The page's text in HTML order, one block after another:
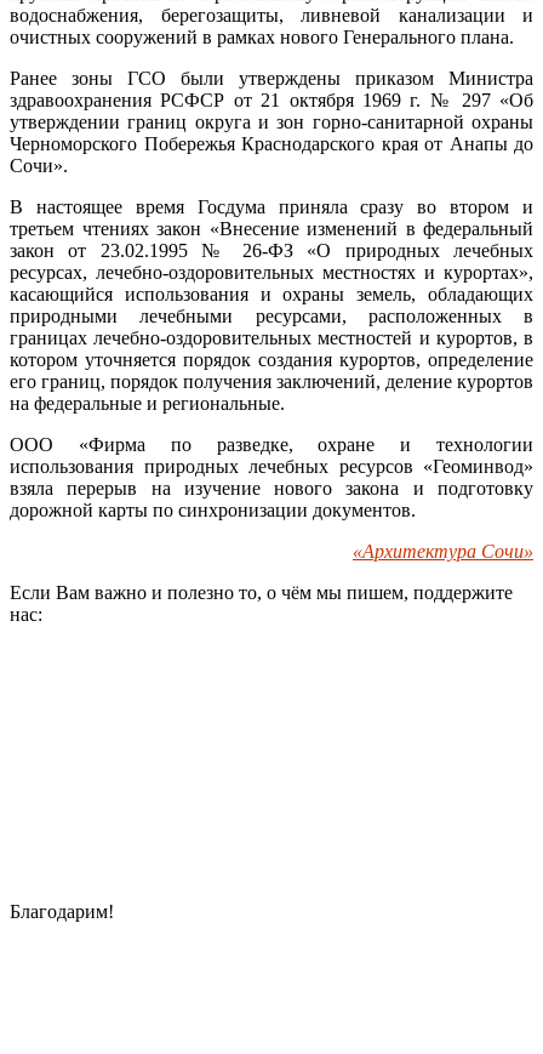
водоснабжения, берегозащиты, ливневой канализации и
очистных сооружений в рамках нового Генерального плана.
Ранее зоны ГСО были утверждены приказом Министра
здравоохранения РСФСР от 21 октября 1969 г. № 297 «Об
утверждении границ округа и зон горно-санитарной охраны
Черноморского Побережья Краснодарского края от Анапы до
Сочи».
В настоящее время Госдума приняла сразу во втором и
третьем чтениях закон «Внесение изменений в федеральный
закон от 23.02.1995 № 26-ФЗ «О природных лечебных
ресурсах, лечебно-оздоровительных местностях и курортах»,
касающийся использования и охраны земель, обладающих
природными лечебными ресурсами, расположенных в
границах лечебно-оздоровительных местностей и курортов, в
котором уточняется порядок создания курортов, определение
его границ, порядок получения заключений, деление курортов
на федеральные и региональные.
ООО «Фирма по разведке, охране и технологии
использования природных лечебных ресурсов «Геоминвод»
взяла перерыв на изучение нового закона и подготовку
дорожной карты по синхронизации документов.
«Архитектура Сочи»
Если Вам важно и полезно то, о чём мы пишем, поддержите
нас:
Благодарим!